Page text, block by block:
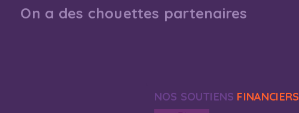
On a des chouettes partenaires
NOS SOUTIENS FINANCIERS